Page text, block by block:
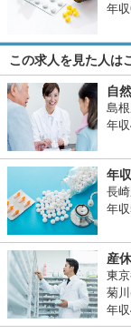
年
この求人を見た人は
自
島
年
年
長
年
産
東
菊
年